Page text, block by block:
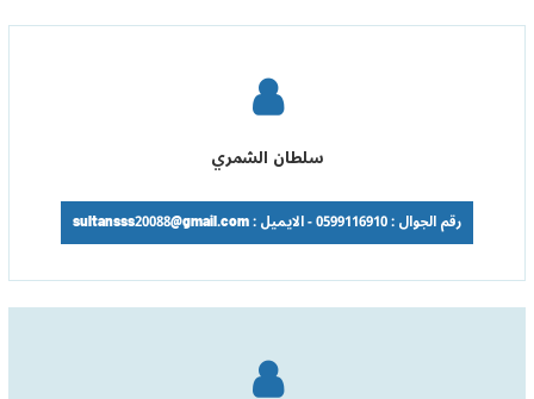
سلطان الشمري
رقم الجوال : 0599116910 - الايميل : sultansss20088@gmail.com